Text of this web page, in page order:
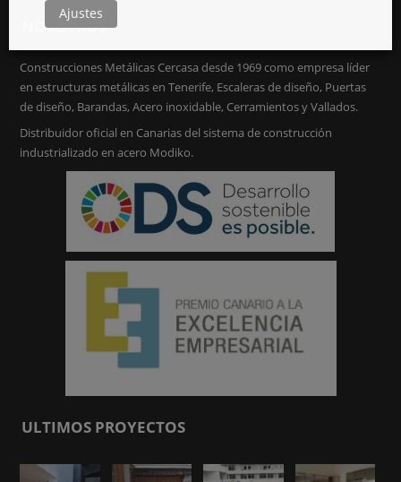
NOSOTROS
Construcciones Metálicas Cercasa desde 1969 como empresa líder
en estructuras metálicas en Tenerife, Escaleras de diseño, Puertas
de diseño, Barandas, Acero inoxidable, Cerramientos y Vallados.
Distribuidor oficial en Canarias del sistema de construcción
industrializado en acero Modiko.
ULTIMOS PROYECTOS
Ajustes